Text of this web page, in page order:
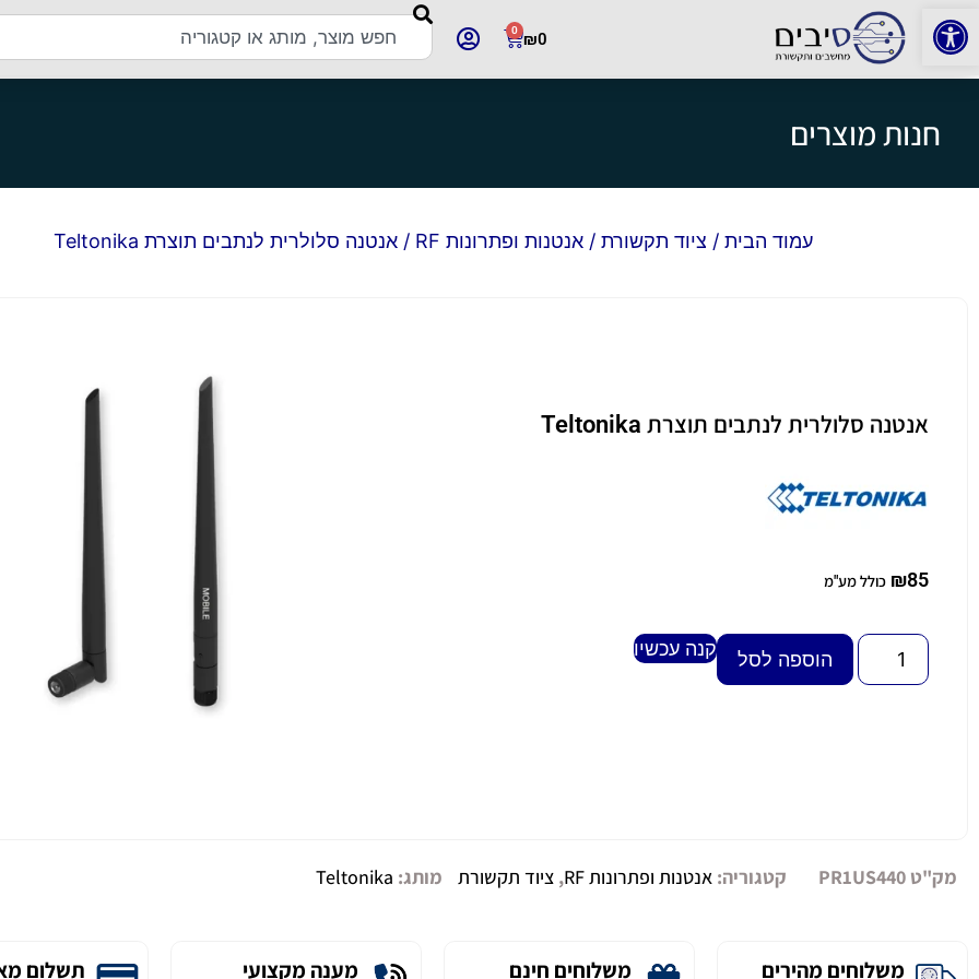
פתח סרגל נגישות ₪0
0
חנות מוצרים
עמוד הבית / ציוד תקשורת /אנטנות ופתרונות RF / אנטנה סלולרית לנתבים תוצרת Teltonika
אנטנה סלולרית לנתבים תוצרת Teltonika
₪85 כולל מע"מ
הוספה לסל קנה עכשיו
מק"ט PR1US440 קטגוריה: אנטנות ופתרונות RF , ציוד תקשורת מותג: Teltonika
משלוחים מהירים משלוחים חינם מענה מקצועי תשלום